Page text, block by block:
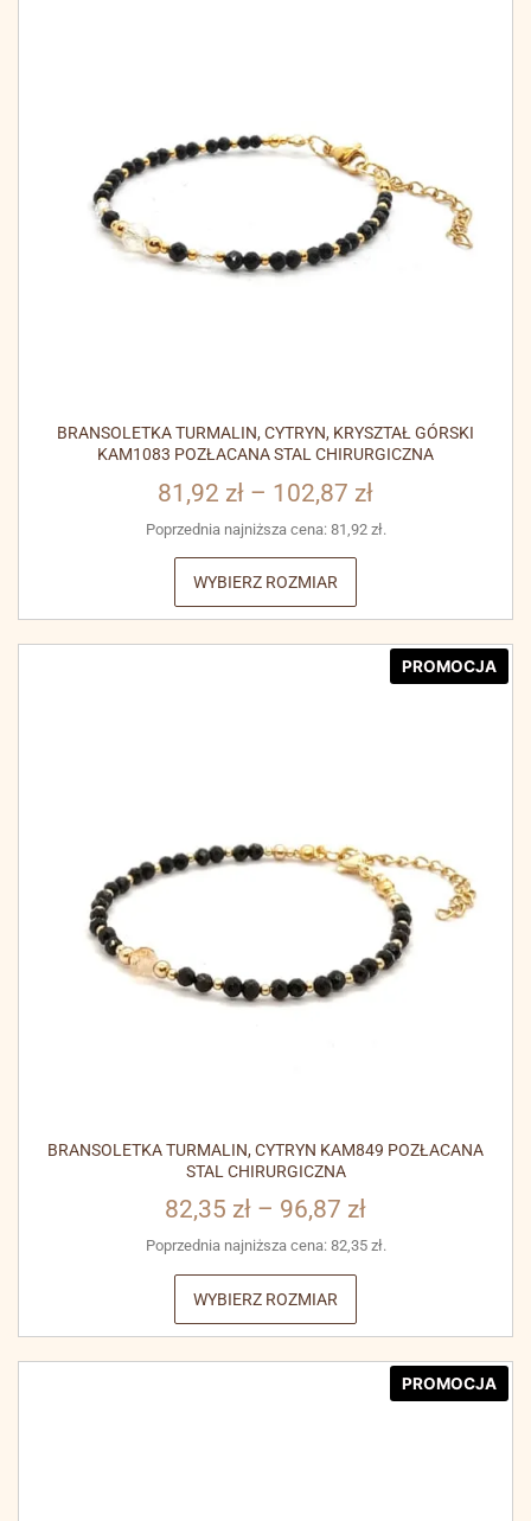
BRANSOLETKA TURMALIN, CYTRYN, KRYSZTAŁ GÓRSKI
KAM1083 POZŁACANA STAL CHIRURGICZNA
81,92 zł – 102,87 zł
Poprzednia najniższa cena: 81,92 zł.
WYBIERZ ROZMIAR
PROMOCJA
BRANSOLETKA TURMALIN, CYTRYN KAM849 POZŁACANA
STAL CHIRURGICZNA
82,35 zł – 96,87 zł
Poprzednia najniższa cena: 82,35 zł.
WYBIERZ ROZMIAR
PROMOCJA